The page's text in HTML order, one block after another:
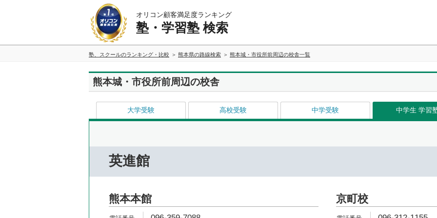
オリコン顧客満足度ランキング
塾・学習塾 検索
塾、スクールのランキング・比較 熊本県の路線検索 熊本城・市役所前周辺の校舎一覧
熊本城・市役所前周辺の校舎
大学受験 高校受験 中学受験 中学生 学習
英進館
熊本本館 京町校